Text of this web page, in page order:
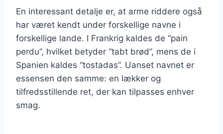
En interessant detalje er, at arme riddere også
har været kendt under forskellige navne i
forskellige lande. I Frankrig kaldes de “pain
perdu”, hvilket betyder “tabt brød”, mens de i
Spanien kaldes “tostadas”. Uanset navnet er
essensen den samme: en lækker og
tilfredsstillende ret, der kan tilpasses enhver
smag.